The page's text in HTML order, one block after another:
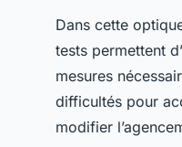
Dans cette
tests permettent
mesures
difficultés pour
modifier